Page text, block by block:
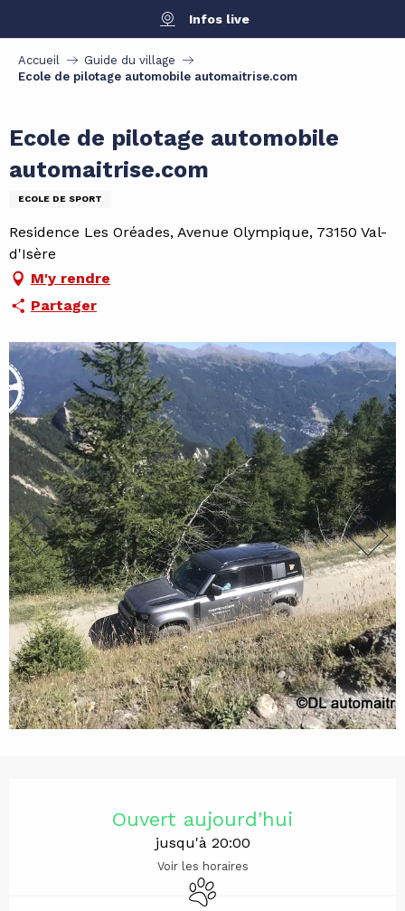
contenu
principal
Infos live
Accueil
Guide du village
Ecole de pilotage automobile automaitrise.com
Ecole de pilotage automobile
automaitrise.com
ECOLE DE SPORT
Residence Les Oréades, Avenue Olympique, 73150 Val-
d'Isère
M'y rendre
Partager
Ouvert aujourd'hui
jusqu'à 20:00
Voir les horaires
Animaux acceptés